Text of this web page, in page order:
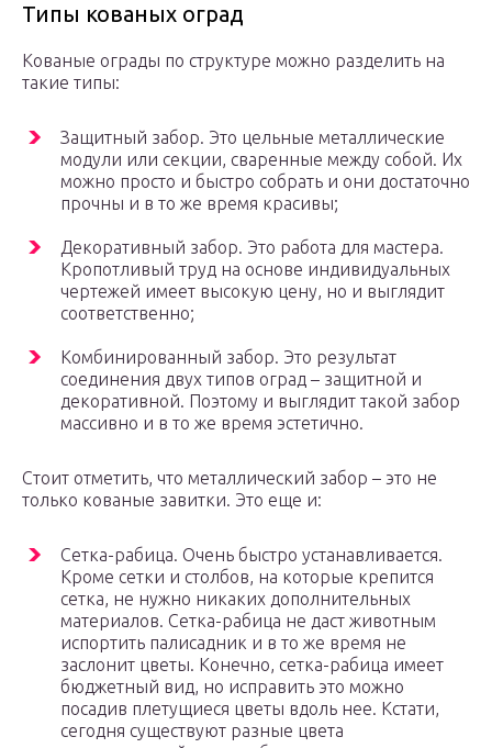
Типы кованых оград
Кованые ограды по структуре можно разделить на
такие типы:
Защитный забор. Это цельные металлические
модули или секции, сваренные между собой. Их
можно просто и быстро собрать и они достаточно
прочны и в то же время красивы;
Декоративный забор. Это работа для мастера.
Кропотливый труд на основе индивидуальных
чертежей имеет высокую цену, но и выглядит
соответственно;
Комбинированный забор. Это результат
соединения двух типов оград – защитной и
декоративной. Поэтому и выглядит такой забор
массивно и в то же время эстетично.
Стоит отметить, что металлический забор – это не
только кованые завитки. Это еще и:
Сетка-рабица. Очень быстро устанавливается.
Кроме сетки и столбов, на которые крепится
сетка, не нужно никаких дополнительных
материалов. Сетка-рабица не даст животным
испортить палисадник и в то же время не
заслонит цветы. Конечно, сетка-рабица имеет
бюджетный вид, но исправить это можно
посадив плетущиеся цветы вдоль нее. Кстати,
сегодня существуют разные цвета